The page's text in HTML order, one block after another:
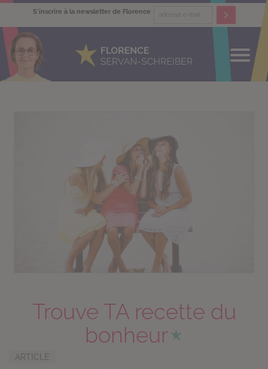
S'inscrire à la newsletter de Florence
Trouve TA recette du
bonheur
ARTICLE